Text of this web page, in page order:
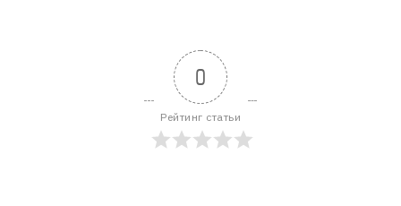
0
Рейтинг статьи